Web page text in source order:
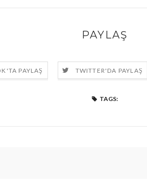
PAYLAŞ
PAYLAŞ TWITTER'DA PAYLAŞ
TAGS: